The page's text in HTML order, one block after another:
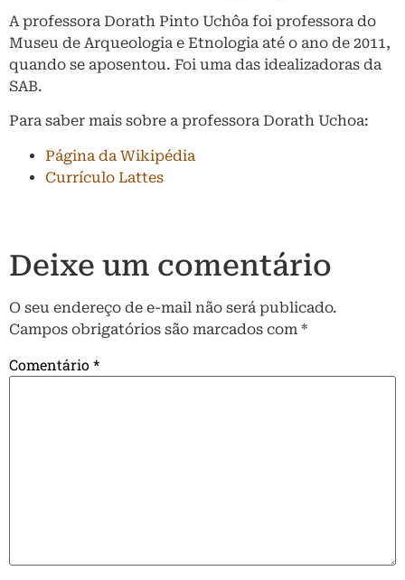
A professora Dorath Pinto Uchôa foi professora do
Museu de Arqueologia e Etnologia até o ano de 2011,
quando se aposentou. Foi uma das idealizadoras da
SAB.
Para saber mais sobre a professora Dorath Uchoa:
Página da Wikipédia
Currículo Lattes
Deixe um comentário
O seu endereço de e-mail não será publicado.
Campos obrigatórios são marcados com *
Comentário*